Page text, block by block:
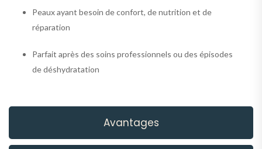
Avantages
Peaux ayant besoin de confort, de nutrition et de
réparation
Parfait après des soins professionnels ou des épisodes
de déshydratation